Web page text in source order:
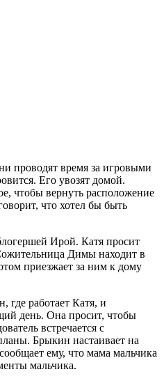
проводят время за игровыми
Его увозят домой.
чтобы вернуть расположение
что хотел бы быть
Ирой. Катя просит
Димы находит в
приезжает за ним к дому
где работает Катя, и
день. Она просит, чтобы
встречается с
Брыкин настаивает на
ему, что мама мальчика
мальчика.